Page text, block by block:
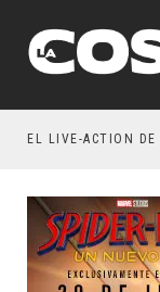
EL LIVE-ACTION